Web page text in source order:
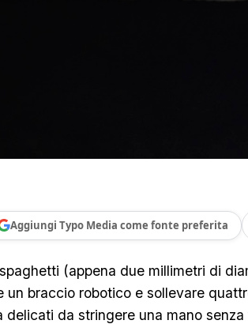
Aggiungi Typo Media come fonte preferita
(appena due millimetri di
un braccio robotico e sollevare
delicati da stringere una mano senza